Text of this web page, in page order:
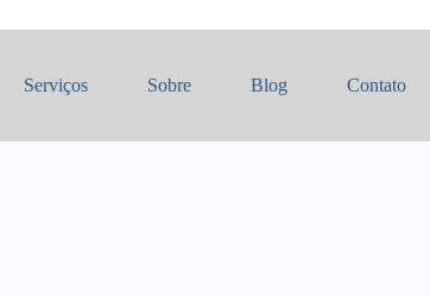
Serviços Sobre Blog Contato